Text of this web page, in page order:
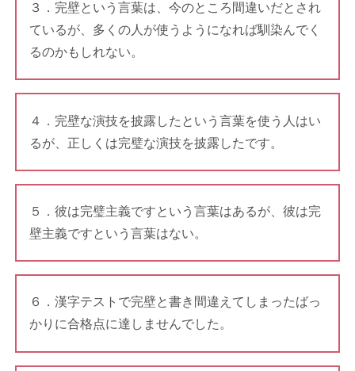
３．完壁という言葉は、今のところ間違いだとされ
ているが、多くの人が使うようになれば馴染んでく
るのかもしれない。
４．完壁な演技を披露したという言葉を使う人はい
るが、正しくは完璧な演技を披露したです。
５．彼は完璧主義ですという言葉はあるが、彼は完
壁主義ですという言葉はない。
６．漢字テストで完壁と書き間違えてしまったばっ
かりに合格点に達しませんでした。